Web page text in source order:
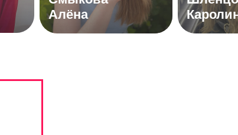
Алёна